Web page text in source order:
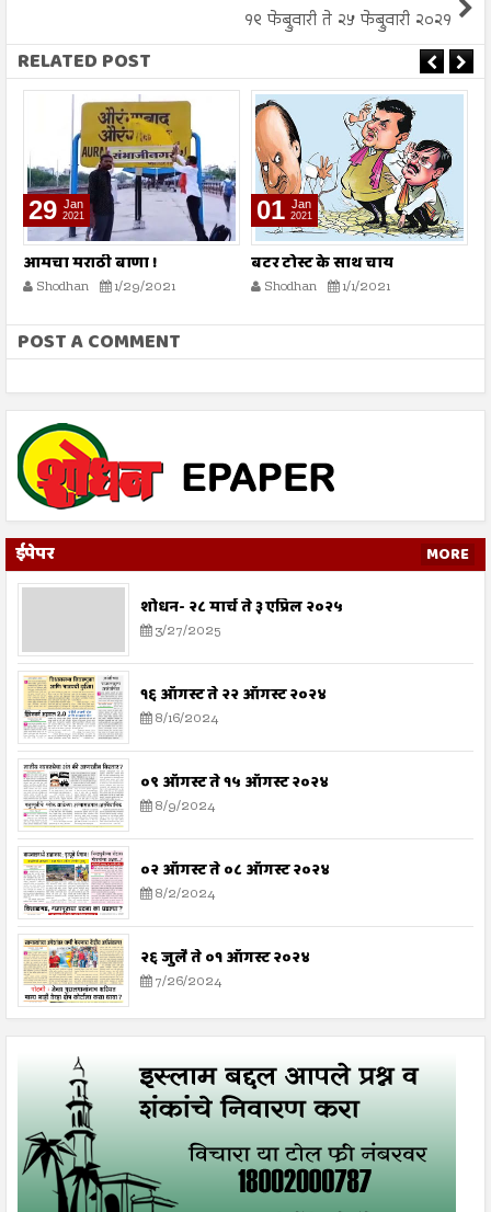
१९ फेब्रुवारी ते २५ फेब्रुवारी २०२१
RELATED POST
29 Jan
2021
आमचा मराठी बाणा !
Shodhan 1/29/2021
01 Jan
2021
बटर टोस्ट के साथ चाय
Shodhan 1/1/2021
POST A COMMENT
ईपेपर MORE
शोधन- २८ मार्च ते ३ एप्रिल २०२५
3/27/2025
१६ ऑगस्ट ते २२ ऑगस्ट २०२४
8/16/2024
०९ ऑगस्ट ते १५ ऑगस्ट २०२४
8/9/2024
०२ ऑगस्ट ते ०८ ऑगस्ट २०२४
8/2/2024
२६ जुलै ते ०१ ऑगस्ट २०२४
7/26/2024